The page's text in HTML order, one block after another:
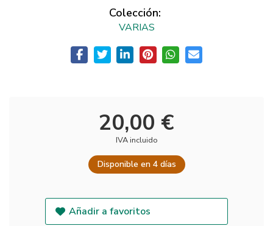
Colección:
VARIAS
20,00 €
IVA incluido
Disponible en 4 días
Añadir a favoritos